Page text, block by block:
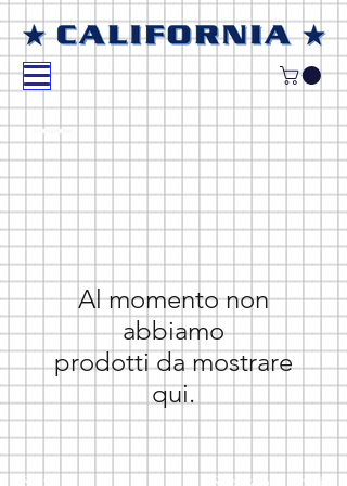
Al momento non
abbiamo
prodotti da mostrare
qui.
Spedizioni e resi
Shop